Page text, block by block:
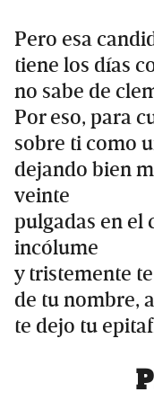
Pero esa
tiene los días
no sabe de
Por eso, para
sobre ti como
dejando bien
veinte
pulgadas en el
incólume
y tristemente
de tu nombre,
te dejo tu